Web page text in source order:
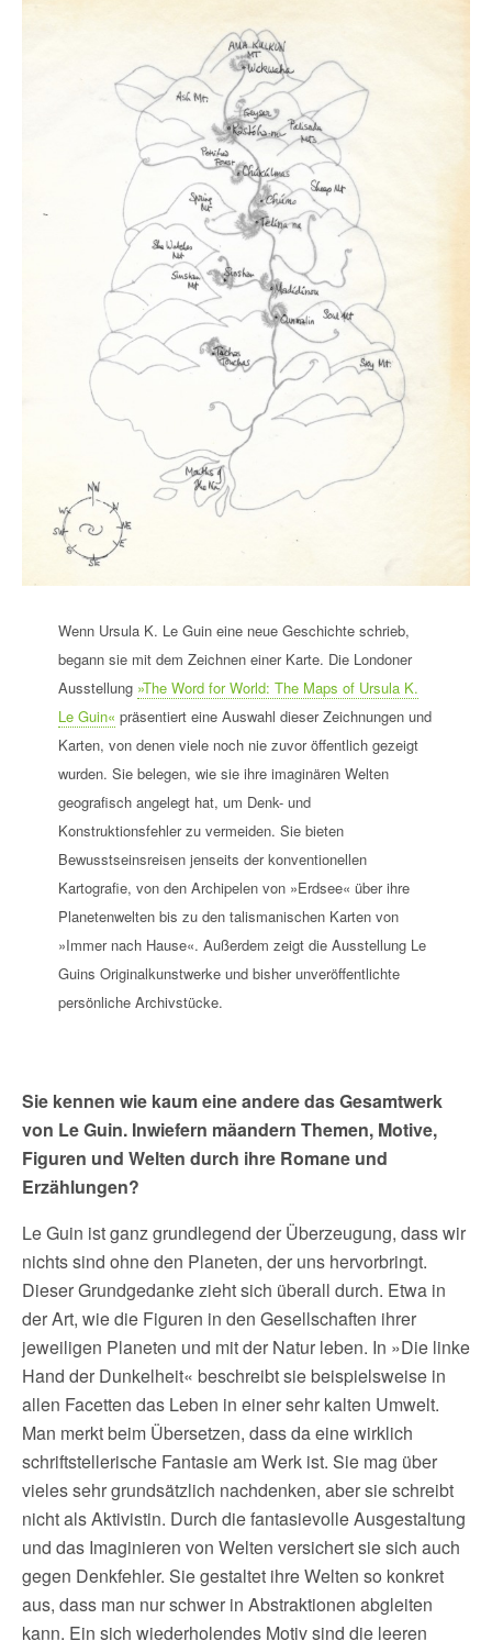
Wenn Ursula K. Le Guin eine neue Geschichte schrieb,
begann sie mit dem Zeichnen einer Karte. Die Londoner
Ausstellung »The Word for World: The Maps of Ursula K.
Le Guin« präsentiert eine Auswahl dieser Zeichnungen und
Karten, von denen viele noch nie zuvor öffentlich gezeigt
wurden. Sie belegen, wie sie ihre imaginären Welten
geografisch angelegt hat, um Denk- und
Konstruktionsfehler zu vermeiden. Sie bieten
Bewusstseinsreisen jenseits der konventionellen
Kartografie, von den Archipelen von »Erdsee« über ihre
Planetenwelten bis zu den talismanischen Karten von
»Immer nach Hause«. Außerdem zeigt die Ausstellung Le
Guins Originalkunstwerke und bisher unveröffentlichte
persönliche Archivstücke.
Sie kennen wie kaum eine andere das Gesamtwerk
von Le Guin. Inwiefern mäandern Themen, Motive,
Figuren und Welten durch ihre Romane und
Erzählungen?
Le Guin ist ganz grundlegend der Überzeugung, dass wir
nichts sind ohne den Planeten, der uns hervorbringt.
Dieser Grundgedanke zieht sich überall durch. Etwa in
der Art, wie die Figuren in den Gesellschaften ihrer
jeweiligen Planeten und mit der Natur leben. In »Die linke
Hand der Dunkelheit« beschreibt sie beispielsweise in
allen Facetten das Leben in einer sehr kalten Umwelt.
Man merkt beim Übersetzen, dass da eine wirklich
schriftstellerische Fantasie am Werk ist. Sie mag über
vieles sehr grundsätzlich nachdenken, aber sie schreibt
nicht als Aktivistin. Durch die fantasievolle Ausgestaltung
und das Imaginieren von Welten versichert sie sich auch
gegen Denkfehler. Sie gestaltet ihre Welten so konkret
aus, dass man nur schwer in Abstraktionen abgleiten
kann. Ein sich wiederholendes Motiv sind die leeren